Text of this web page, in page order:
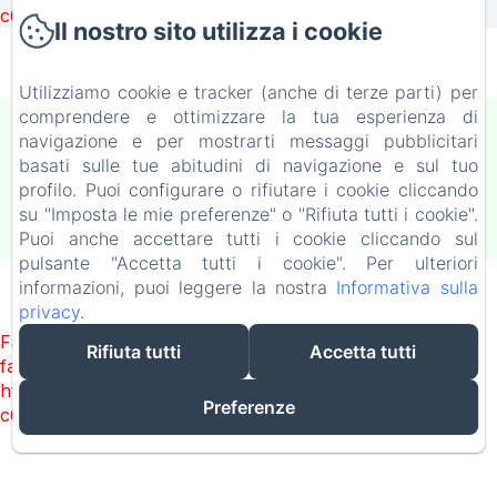
c6e932f9d3d27b65-1bf7c4dc6a241241.js)
NELL'AZZURRO
Informativa PrivacyNote legaliInformazioni sui cookie
Piazza Galileo Galilei, 15, Cagliari, 09128, Italia
tredici13.srl@gmail.com
+393281454499
Funziona con Amenitiz
Failed to load BookingEngine/index: Loading chunk 1322
failed. (missing:
https://d1cmur5l0xva3h.cloudfront.net/packs/1322-
c6e932f9d3d27b65-1bf7c4dc6a241241.js)
Il nostro sito utilizza i cookie
Utilizziamo cookie e tracker (anche di terze parti) per
comprendere e ottimizzare la tua esperienza di
navigazione e per mostrarti messaggi pubblicitari
basati sulle tue abitudini di navigazione e sul tuo
profilo. Puoi configurare o rifiutare i cookie cliccando
su "Imposta le mie preferenze" o "Rifiuta tutti i cookie".
Puoi anche accettare tutti i cookie cliccando sul
pulsante "Accetta tutti i cookie". Per ulteriori
informazioni, puoi leggere la nostra Informativa sulla
privacy.
Rifiuta tutti
Accetta tutti
Preferenze